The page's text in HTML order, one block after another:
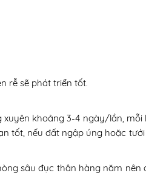
rễ sẽ phát triển tốt.
khoảng 3-4 ngày/lần, mỗi
tốt, nếu đất ngập úng hoặc
sâu đục thân hàng năm nên